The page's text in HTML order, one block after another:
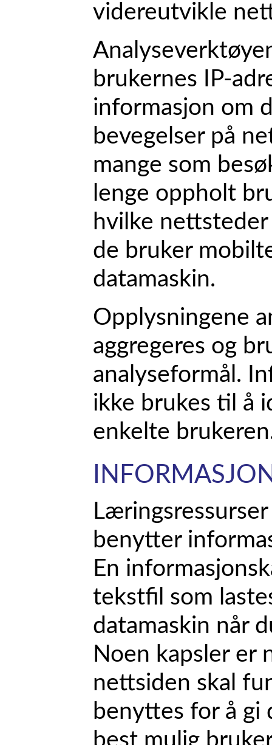
videreutvikle
brukernes IP-
informasjon om
bevegelser på
mange som
lenge oppholt
hvilke
de bruker
datamaskin.
Opplysningene
aggregeres og
analyseformål.
ikke brukes til å
enkelte
benytter
En
tekstfil som
datamaskin når
Noen kapsler er
nettsiden skal
benyttes for å gi